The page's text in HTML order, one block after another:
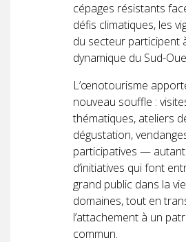
cépages résistants
défis climatiques, les
du secteur participent
dynamique du Sud-
L’œnotourisme
nouveau souffle :
thématiques, ateliers
dégustation,
participatives — autant
d’initiatives qui font
grand public dans la
domaines, tout en
l’attachement à un
commun.